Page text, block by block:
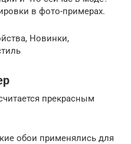
в фото-примерах.
Новинки,
прекрасным
обои применялись для